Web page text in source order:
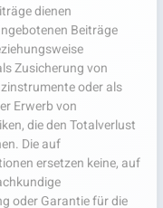
dienen
Beiträge
Zusicherung von
oder als
Erwerb von
die den Totalverlust
Die auf
ersetzen keine, auf
oder Garantie für die